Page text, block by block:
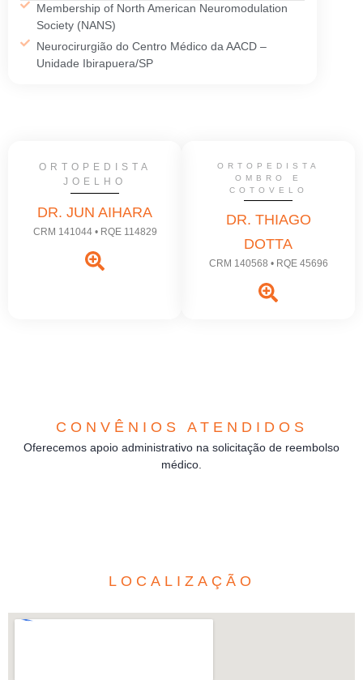
Membership of North American Neuromodulation
Society (NANS)
Neurocirurgião do Centro Médico da AACD –
Unidade Ibirapuera/SP
ORTOPEDISTA
JOELHO
DR. JUN AIHARA
CRM 141044 • RQE 114829
ORTOPEDISTA
OMBRO E
COTOVELO
DR. THIAGO
DOTTA
CRM 140568 • RQE 45696
CONVÊNIOS ATENDIDOS
Oferecemos apoio administrativo na solicitação de reembolso
médico.
LOCALIZAÇÃO